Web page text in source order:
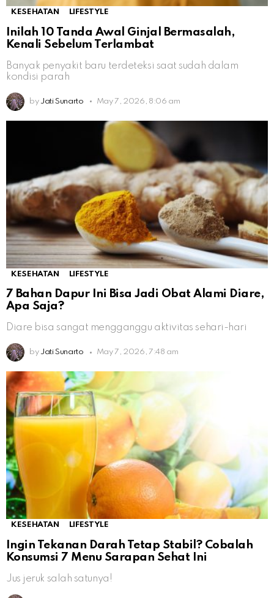
KESEHATAN LIFESTYLE
Inilah 10 Tanda Awal Ginjal Bermasalah,
Kenali Sebelum Terlambat
Banyak penyakit baru terdeteksi saat sudah dalam
kondisi parah
by Jati Sunarto May 7, 2026, 8:06 am
KESEHATAN LIFESTYLE
7 Bahan Dapur Ini Bisa Jadi Obat Alami Diare,
Apa Saja?
Diare bisa sangat mengganggu aktivitas sehari-hari
by Jati Sunarto May 7, 2026, 7:48 am
KESEHATAN LIFESTYLE
Ingin Tekanan Darah Tetap Stabil? Cobalah
Konsumsi 7 Menu Sarapan Sehat Ini
Jus jeruk salah satunya!